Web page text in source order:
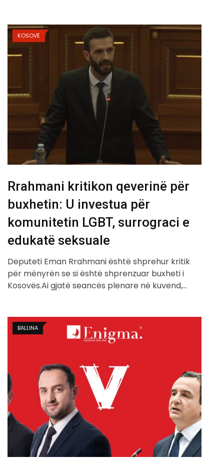
KOSOVË
Rrahmani kritikon qeverinë për
buxhetin: U investua për
komunitetin LGBT, surrograci e
edukatë seksuale
Deputeti Eman Rrahmani është shprehur kritik
për mënyrën se si është shprenzuar buxheti i
Kosovës.Ai gjatë seancës plenare në kuvend,…
BALLINA